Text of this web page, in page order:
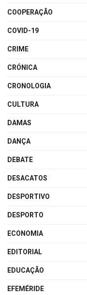
COOPERAÇÃO
COVID-19
CRIME
CRÓNICA
CRONOLOGIA
CULTURA
DAMAS
DANÇA
DEBATE
DESACATOS
DESPORTIVO
DESPORTO
ECONOMIA
EDITORIAL
EDUCAÇÃO
EFEMÉRIDE